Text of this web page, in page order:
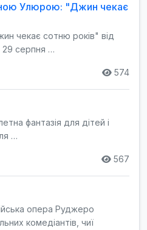
Улюрою: "Джин чекає
чекає сотню років" від
29 серпня …
574
фантазія для дітей і
…
567
опера Руджеро
комедіантів, чиї